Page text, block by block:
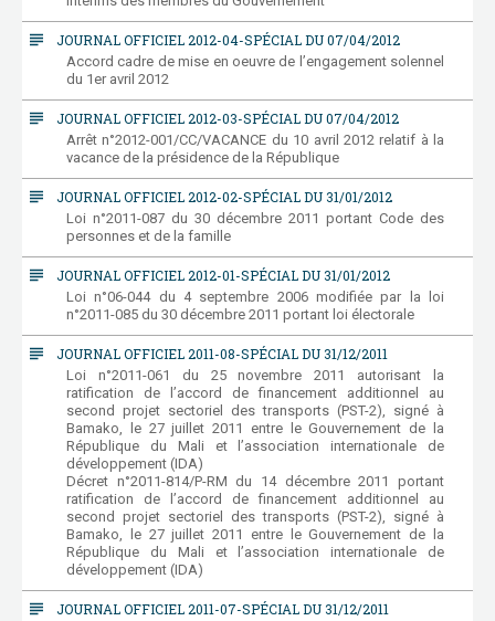
subject JOURNAL OFFICIEL 2012-04-SPÉCIAL DU 07/04/2012
Accord cadre de mise en oeuvre de l’engagement solennel
du 1er avril 2012
subject JOURNAL OFFICIEL 2012-03-SPÉCIAL DU 07/04/2012
Arrêt n°2012-001/CC/VACANCE du 10 avril 2012 relatif à la
vacance de la présidence de la République
subject JOURNAL OFFICIEL 2012-02-SPÉCIAL DU 31/01/2012
Loi n°2011-087 du 30 décembre 2011 portant Code des
personnes et de la famille
subject JOURNAL OFFICIEL 2012-01-SPÉCIAL DU 31/01/2012
Loi n°06-044 du 4 septembre 2006 modifiée par la loi
n°2011-085 du 30 décembre 2011 portant loi électorale
subject JOURNAL OFFICIEL 2011-08-SPÉCIAL DU 31/12/2011
Loi n°2011-061 du 25 novembre 2011 autorisant la
ratification de l’accord de financement additionnel au
second projet sectoriel des transports (PST-2), signé à
Bamako, le 27 juillet 2011 entre le Gouvernement de la
République du Mali et l’association internationale de
développement (IDA)
Décret n°2011-814/P-RM du 14 décembre 2011 portant
ratification de l’accord de financement additionnel au
second projet sectoriel des transports (PST-2), signé à
Bamako, le 27 juillet 2011 entre le Gouvernement de la
République du Mali et l’association internationale de
développement (IDA)
subject JOURNAL OFFICIEL 2011-07-SPÉCIAL DU 31/12/2011